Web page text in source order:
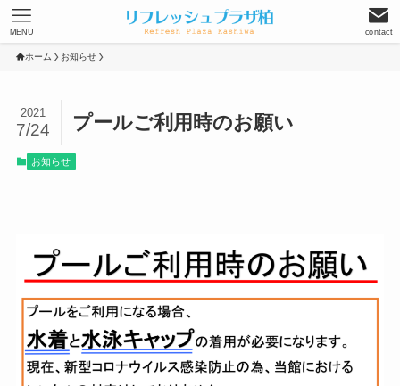
contact
MENU
ホーム お知らせ
プールご利用時のお願い
2021
7/24
お知らせ